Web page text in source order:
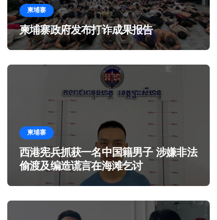
柬埔寨
柬埔寨政府发布打诈成果报告
柬埔寨
西港宪兵抓获一名中国籍男子 涉嫌非法
偷渡及编造谎言在海滩乞讨